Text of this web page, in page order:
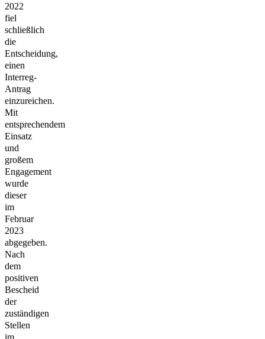
2022
fiel
schließlich
die
Entscheidung,
einen
Interreg-
Antrag
einzureichen.
Mit
entsprechendem
Einsatz
und
großem
Engagement
wurde
dieser
im
Februar
2023
abgegeben.
Nach
dem
positiven
Bescheid
der
zuständigen
Stellen
im